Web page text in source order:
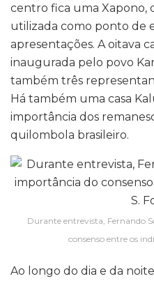
centro fica uma Xapono,
utilizada como ponto de
apresentações. A oitava
inaugurada pelo povo
também três
Há também uma casa
importância dos
quilombola brasileiro.
Durante entrevista, Fernando
consenso entre os
Ao longo do dia e da